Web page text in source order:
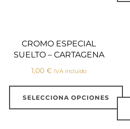
CROMO ESPECIAL
SUELTO – CARTAGENA
1,00 € IVA incluido
SELECCIONA OPCIONES